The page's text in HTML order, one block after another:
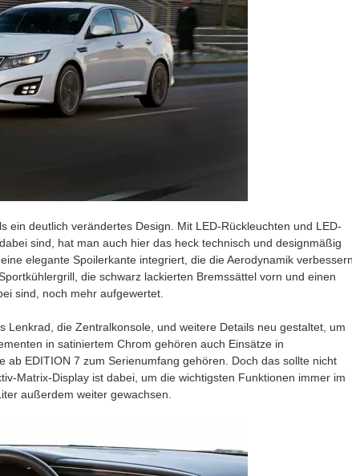
ein deutlich verändertes Design. Mit LED-Rückleuchten und LED-
sind, hat man auch hier das heck technisch und designmäßig
elegante Spoilerkante integriert, die die Aerodynamik
die schwarz lackierten Bremssättel vorn und einen
sind, noch mehr aufgewertet.
die Zentralkonsole, und weitere Details neu gestaltet, um
in satiniertem Chrom gehören auch Einsätze in
EDITION 7 zum Serienumfang gehören. Doch das sollte nicht
Matrix-Display ist dabei, um die wichtigsten Funktionen immer im
außerdem weiter gewachsen.